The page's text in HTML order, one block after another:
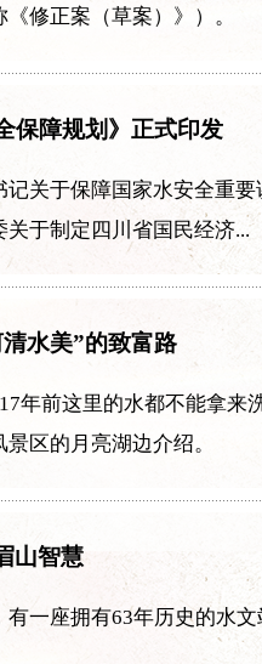
修正案（草案）》）。
保障规划》正式印发
关于保障国家水安全重
于制定四川省国民经济...
水美”的致富路
年前这里的水都不能拿
区的月亮湖边介绍。
山智慧
一座拥有63年历史的水